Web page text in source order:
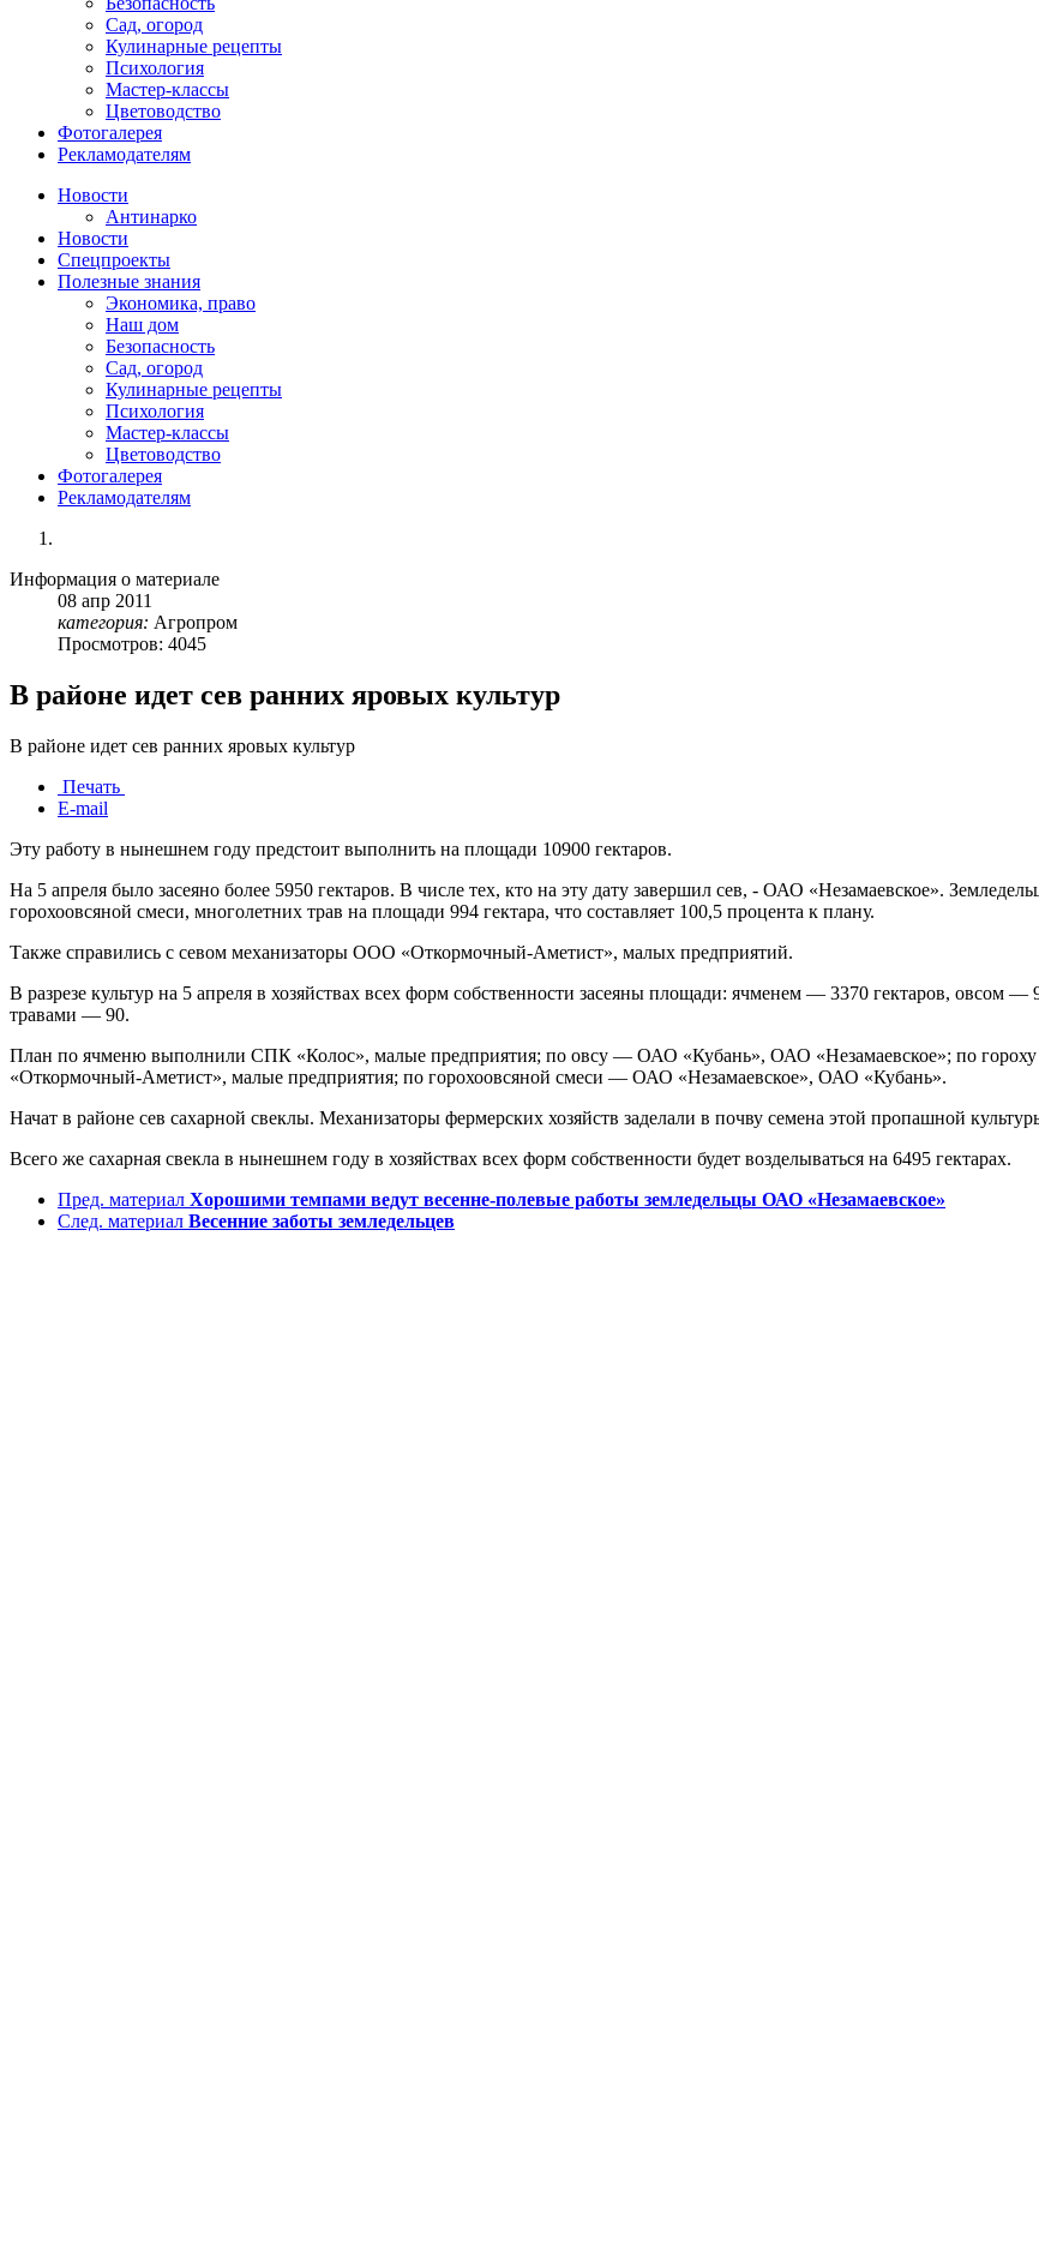
Сад, огород
Кулинарные рецепты
Психология
Мастер-классы
Цветоводство
Фотогалерея
Рекламодателям
Новости
Антинарко
Новости
Спецпроекты
Полезные знания
Экономика, право
Наш дом
Безопасность
Сад, огород
Кулинарные рецепты
Психология
Мастер-классы
Цветоводство
Фотогалерея
Рекламодателям
Информация о материале
08 апр 2011
категория: Агропром
Просмотров: 4045
В районе идет сев ранних яровых культур
В районе идет сев ранних яровых культур
Печать
E-mail
Эту работу в нынешнем году предстоит выполнить на площади 10900 гектаров.
На 5 апреля было засеяно более 5950 гектаров. В числе тех, кто на эту дату завершил сев, - ОАО «Незамаевское».
горохоовсяной смеси, многолетних трав на площади 994 гектара, что составляет 100,5 процента к плану.
Также справились с севом механизаторы ООО «Откормочный-Аметист», малых предприятий.
В разрезе культур на 5 апреля в хозяйствах всех форм собственности засеяны площади: ячменем ― 3370 гектаров,
травами ― 90.
План по ячменю выполнили СПК «Колос», малые предприятия; по овсу ― ОАО «Кубань», ОАО «Незамаевское»; по
«Откормочный-Аметист», малые предприятия; по горохоовсяной смеси ― ОАО «Незамаевское», ОАО «Кубань».
Начат в районе сев сахарной свеклы. Механизаторы фермерских хозяйств заделали в почву семена этой пропашной
Всего же сахарная свекла в нынешнем году в хозяйствах всех форм собственности будет возделываться на 6495 гектарах.
Пред. материал Хорошими темпами ведут весенне-полевые работы земледельцы ОАО «Незамаевское»
След. материал Весенние заботы земледельцев